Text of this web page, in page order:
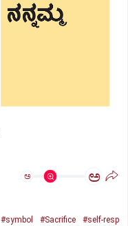
ಅ ಅ
#symbol #Sacrifice
#self-resp